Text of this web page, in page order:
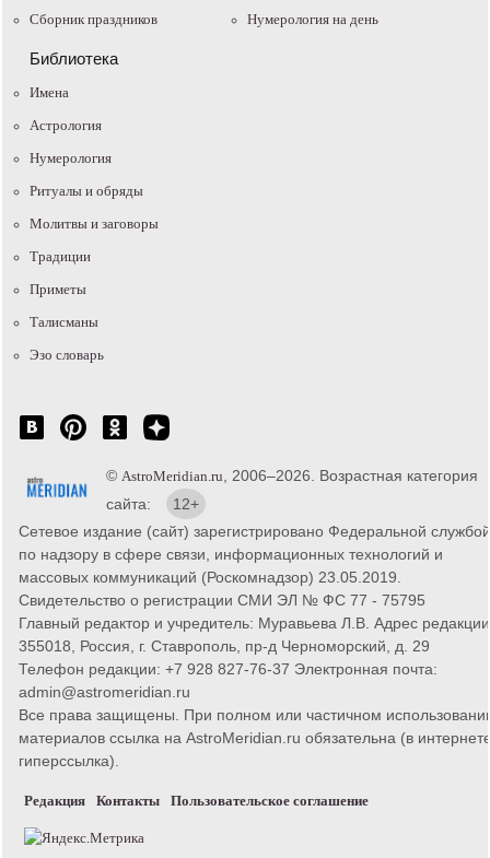
Сборник праздников
Нумерология на день
Библиотека
Имена
Астрология
Нумерология
Ритуалы и обряды
Молитвы и заговоры
Традиции
Приметы
Талисманы
Эзо словарь
© AstroMeridian.ru, 2006–2026. Возрастная категория
сайта:
12+
Сетевое издание (сайт) зарегистрировано Федеральной службой
по надзору в сфере связи, информационных технологий и
массовых коммуникаций (Роскомнадзор) 23.05.2019.
Свидетельство о регистрации СМИ ЭЛ № ФС 77 - 75795
Главный редактор и учредитель: Муравьева Л.В. Адрес
355018, Россия, г. Ставрополь, пр-д Черноморский, д. 29
Телефон редакции: +7 928 827-76-37 Электронная почта:
admin@astromeridian.ru
Все права защищены. При полном или частичном
материалов ссылка на AstroMeridian.ru обязательна (в
гиперссылка).
Редакция Контакты Пользовательское соглашение